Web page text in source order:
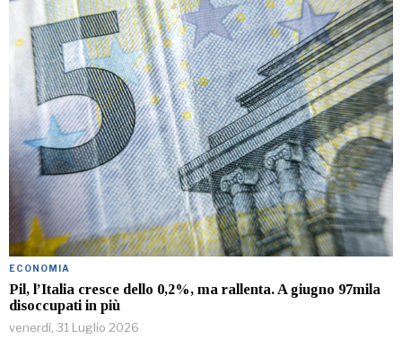
ECONOMIA
Pil, l’Italia cresce dello 0,2%, ma rallenta. A giugno 97mila
disoccupati in più
venerdì, 31 Luglio 2026